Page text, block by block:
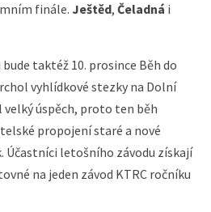
finále. Ještěd, Čeladná i
taktéž 10. prosince Běh do
vyhlídkové stezky na Dolní
velký úspěch, proto ten běh
propojení staré a nové
Účastníci letošního závodu získají
na jeden závod KTRC ročníku